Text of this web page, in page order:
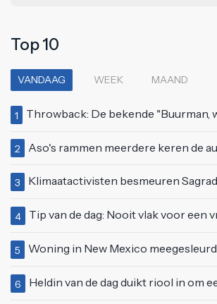
Top 10
VANDAAG WEEK MAAND
1 Throwback: De bekende "Buurman, wat doet u nu?"-scène
2 Aso's rammen meerdere keren de auto van de buren, maar
3 Klimaatactivisten besmeuren Sagrada Familia in
4 Tip van de dag: Nooit vlak voor een
5 Woning in New Mexico meegesleurd
6 Heldin van de dag duikt riool in om een complete